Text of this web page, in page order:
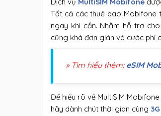
Tất cả các thuê bao Mobifone
ngay khi cần. Nhằm hỗ trợ
cũng khá đơn giản và cước phí
» Tìm hiểu thêm: eSIM
Để hiểu rõ về MultiSIM
hãy dành chút thời gian cùng